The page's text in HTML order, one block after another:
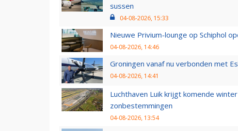
sussen
04-08-2026, 15:33
Nieuwe Privium-lounge op Schiphol
04-08-2026, 14:46
Groningen vanaf nu verbonden met
04-08-2026, 14:41
Luchthaven Luik krijgt komende
zonbestemmingen
04-08-2026, 13:54